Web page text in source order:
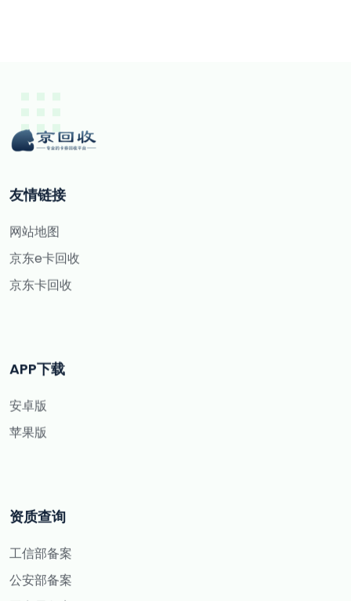
友情链接
网站地图
京东e卡回收
京东卡回收
APP下载
安卓版
苹果版
资质查询
工信部备案
公安部备案